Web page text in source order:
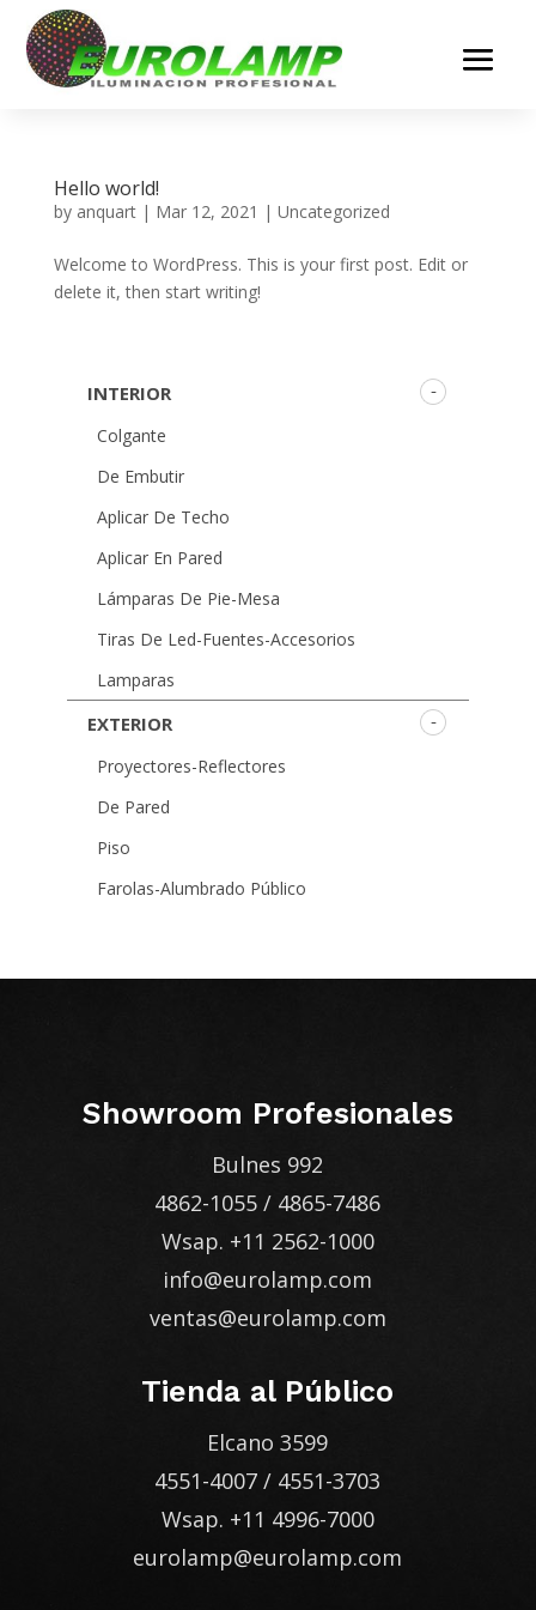
Hello world!
by anquart| Mar 12, 2021 | Uncategorized
Welcome to WordPress. This is your first post. Edit or
delete it, then start writing!
INTERIOR
Colgante
De Embutir
Aplicar De Techo
Aplicar En Pared
Lámparas De Pie-Mesa
Tiras De Led-Fuentes-Accesorios
Lamparas
EXTERIOR
Proyectores-Reflectores
De Pared
Piso
Farolas-Alumbrado Público
Showroom Profesionales
Bulnes 992
4862-1055 / 4865-7486
Wsap. +11 2562-1000
info@eurolamp.com
ventas@eurolamp.com
Tienda al Público
Elcano 3599
4551-4007 / 4551-3703
Wsap. +11 4996-7000
eurolamp@eurolamp.com